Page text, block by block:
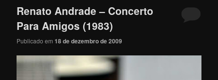
Renato Andrade – Concerto
Para Amigos (1983)
Publicado em18 de dezembro de 2009